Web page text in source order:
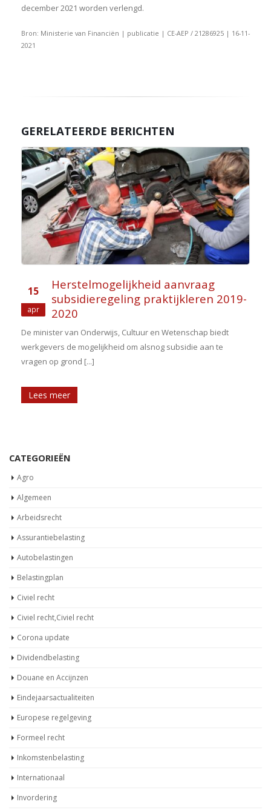
december 2021 worden verlengd.
Bron: Ministerie van Financiën | publicatie | CE-AEP / 21286925 | 16-11-
2021
GERELATEERDE BERICHTEN
15
apr
Herstelmogelijkheid aanvraag
subsidieregeling praktijkleren 2019-
2020
De minister van Onderwijs, Cultuur en Wetenschap biedt
werkgevers de mogelijkheid om alsnog subsidie aan te
vragen op grond [...]
Lees meer
CATEGORIEËN
Agro
Algemeen
Arbeidsrecht
Assurantiebelasting
Autobelastingen
Belastingplan
Civiel recht
Civiel recht,Civiel recht
Corona update
Dividendbelasting
Douane en Accijnzen
Eindejaarsactualiteiten
Europese regelgeving
Formeel recht
Inkomstenbelasting
Internationaal
Invordering